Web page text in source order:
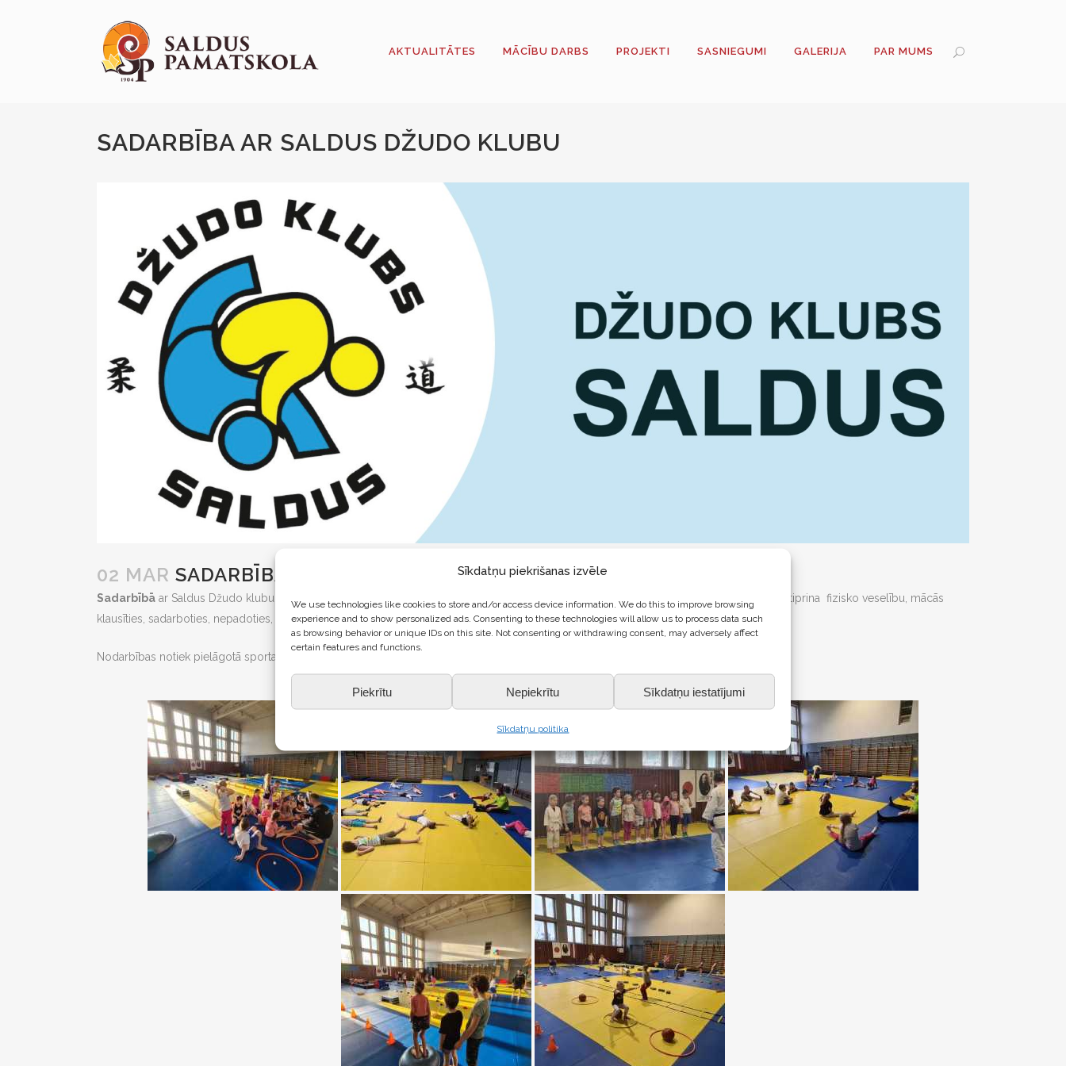
Sīkdatņu piekrišanas izvēle
We use technologies like cookies to store and/or access device information. We do this to improve browsing
experience and to show personalized ads. Consenting to these technologies will allow us to process data such
as browsing behavior or unique IDs on this site. Not consenting or withdrawing consent, may adversely affect
certain features and functions.
Piekrītu Nepiekrītu Sīkdatņu iestatījumi
Sīkdatņu politika
AKTUALITĀTES MĀCĪBU DARBS PROJEKTI SASNIEGUMI GALERIJA PAR MUMS
SADARBĪBA AR SALDUS DŽUDO KLUBU
02 MAR SADARBĪBA AR SALDUS DŽUDO KLUBU
Sadarbībā ar Saldus Džudo klubu Prātnieki reizi nedēļā dodas uz Jautro Džudo
, kur A.Grinberga un G.Baumaņa vadībā attīsta un nostiprina fizisko veselību, mācās
klausīties, sadarboties, nepadoties, būt pieklājīgi, palīdzēt otram.
Nodarbības notiek pielāgotā sporta zālē ārpus izglītības iestādes, tāpēc bieži atkārtojam ceļu satiksmes drošības noteikumus.